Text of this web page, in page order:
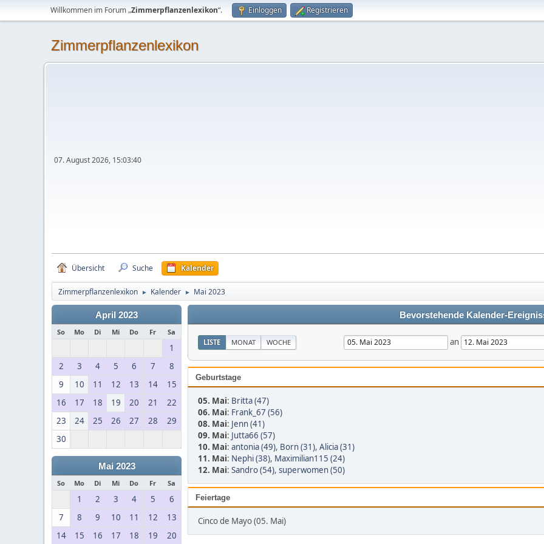
Willkommen im Forum „Zimmerpflanzenlexikon“. Einloggen Registrieren
Zimmerpflanzenlexikon
07. August 2026, 15:03:40
Übersicht Suche Kalender
Zimmerpflanzenlexikon ► Kalender ► Mai 2023
April 2023
So Mo Di Mi Do Fr Sa
1
2
3 4 5 6 7
8
9
10 11 12 13 14
15
16
17 18 19 20 21
22
23
24 25 26 27 28
29
30
Mai 2023
So Mo Di Mi Do Fr Sa
1 2 3 4 5
6
7
8 9 10 11 12
13
14
15 16 17 18 19 20
Bevorstehende Kalender-
LISTE MONAT WOCHE an
Geburtstage
05. Mai: Britta (47)
06. Mai: Frank_67 (56)
08. Mai: Jenn (41)
09. Mai: Jutta66 (57)
10. Mai: antonia (49), Born (31), Alicia (31)
11. Mai: Nephi (38), Maximilian115 (24)
12. Mai: Sandro (54), superwomen (50)
Feiertage
Cinco de Mayo (05. Mai)